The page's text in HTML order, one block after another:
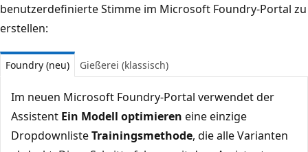
benutzerdefinierte Stimme im Microsoft Foundry-Portal zu
erstellen:
Foundry (neu) Gießerei (klassisch)
Im neuen Microsoft Foundry-Portal verwendet der
Assistent Ein Modell optimieren eine einzige
DropdownlisteTrainingsmethode, die alle Varianten